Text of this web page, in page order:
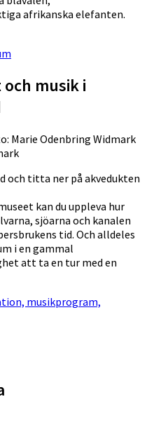
afrikanska elefanten.
musik i
och titta ner på akvedukten
kan du uppleva hur
sjöarna och kanalen
tid. Och alldeles
i en gammal
att ta en tur med en
musikprogram,